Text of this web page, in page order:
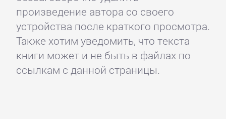
произведение автора со своего
устройства после краткого просмотра.
Также хотим уведомить, что текста
книги может и не быть в файлах по
ссылкам с данной страницы.